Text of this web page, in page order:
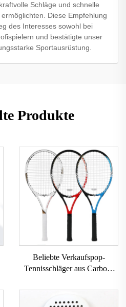
Schläge und schnelle
Diese Empfehlung
des Interesses sowohl bei
und bestätigte unser
Sportausrüstung.
Produkte
Beliebte Verkaufspop-
Tennisschläger aus Carbon,
Erwachsene, zum Training, im
Freien, Innenbereich,